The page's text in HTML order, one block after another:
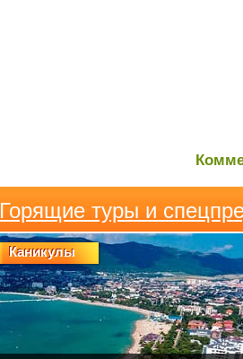
Горящие туры и
Каникулы